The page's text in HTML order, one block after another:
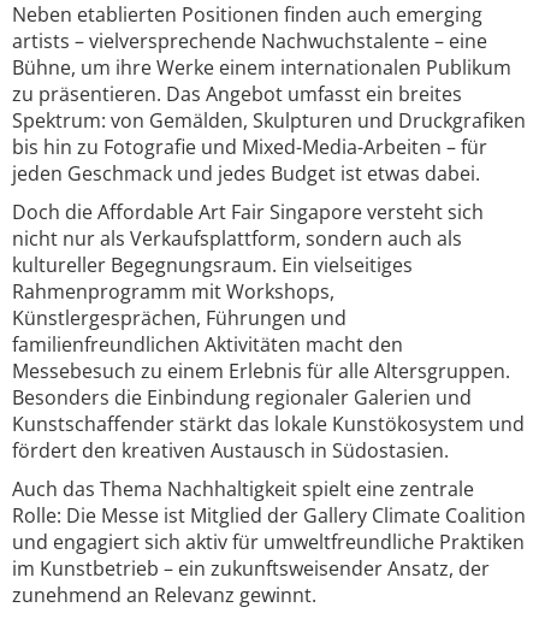
Neben etablierten Positionen finden auch emerging
artists – vielversprechende Nachwuchstalente – eine
Bühne, um ihre Werke einem internationalen Publikum
zu präsentieren. Das Angebot umfasst ein breites
Spektrum: von Gemälden, Skulpturen und Druckgrafiken
bis hin zu Fotografie und Mixed-Media-Arbeiten – für
jeden Geschmack und jedes Budget ist etwas dabei.
Doch die Affordable Art Fair Singapore versteht sich
nicht nur als Verkaufsplattform, sondern auch als
kultureller Begegnungsraum. Ein vielseitiges
Rahmenprogramm mit Workshops,
Künstlergesprächen, Führungen und
familienfreundlichen Aktivitäten macht den
Messebesuch zu einem Erlebnis für alle Altersgruppen.
Besonders die Einbindung regionaler Galerien und
Kunstschaffender stärkt das lokale Kunstökosystem und
fördert den kreativen Austausch in Südostasien.
Auch das Thema Nachhaltigkeit spielt eine zentrale
Rolle: Die Messe ist Mitglied der Gallery Climate Coalition
und engagiert sich aktiv für umweltfreundliche Praktiken
im Kunstbetrieb – ein zukunftsweisender Ansatz, der
zunehmend an Relevanz gewinnt.